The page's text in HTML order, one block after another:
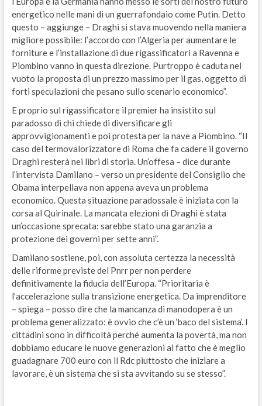
energetico nelle mani di un guerrafondaio come Putin. Detto
questo – aggiunge – Draghi si stava muovendo nella maniera
migliore possibile: l’accordo con l’Algeria per aumentare le
forniture e l’installazione di due rigassificatori a Ravenna e
Piombino vanno in questa direzione. Purtroppo è caduta nel
vuoto la proposta di un prezzo massimo per il gas, oggetto di
forti speculazioni che pesano sullo scenario economico”.
E proprio sul rigassificatore il premier ha insistito sul
paradosso di chi chiede di diversificare gli
approvvigionamenti e poi protesta per la nave a Piombino. “Il
caso del termovalorizzatore di Roma che fa cadere il governo
Draghi resterà nei libri di storia. Un’offesa – dice durante
l’intervista Damilano – verso un presidente del Consiglio che
Obama interpellava non appena aveva un problema
economico. Questa situazione paradossale è iniziata con la
corsa al Quirinale. La mancata elezioni di Draghi è stata
un’occasione sprecata: sarebbe stato una garanzia a
protezione dei governi per sette anni”.
Damilano sostiene, poi, con assoluta certezza la necessità
delle riforme previste del Pnrr per non perdere
definitivamente la fiducia dell’Europa. “Prioritaria è
l’accelerazione sulla transizione energetica. Da imprenditore
– spiega – posso dire che la mancanza di manodopera è un
problema generalizzato: è ovvio che c’è un ‘baco del sistema’. I
cittadini sono in difficoltà perché aumenta la povertà, ma non
dobbiamo educare le nuove generazioni al fatto che è meglio
guadagnare 700 euro con il Rdc piuttosto che iniziare a
lavorare, è un sistema che si sta avvitando su se stesso”.